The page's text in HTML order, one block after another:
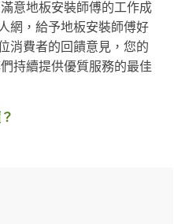
意地板安裝師傅的工作成
網，給予地板安裝師傅好
消費者的回饋意見，您的
持續提供優質服務的最佳